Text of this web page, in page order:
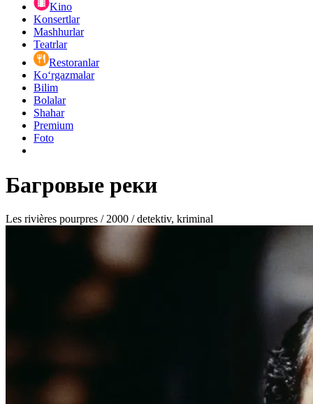
Kino
Konsertlar
Mashhurlar
Teatrlar
Restoranlar
Ko‘rgazmalar
Bilim
Bolalar
Shahar
Premium
Foto
Багровые реки
Les rivières pourpres / 2000 / detektiv, kriminal